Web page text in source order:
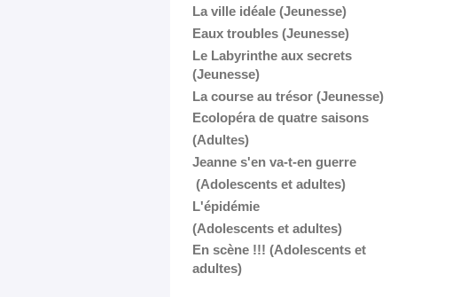
La ville idéale (Jeunesse)
Eaux troubles (Jeunesse)
Le Labyrinthe aux secrets
(Jeunesse)
La course au trésor (Jeunesse)
Ecolopéra de quatre saisons
(Adultes)
Jeanne s'en va-t-en guerre
(Adolescents et adultes)
L'épidémie
(Adolescents et adultes)
En scène !!! (Adolescents et
adultes)